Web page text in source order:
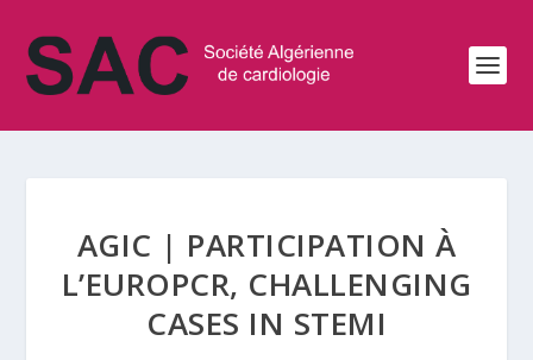
AGIC | PARTICIPATION À
L’EUROPCR, CHALLENGING
CASES IN STEMI